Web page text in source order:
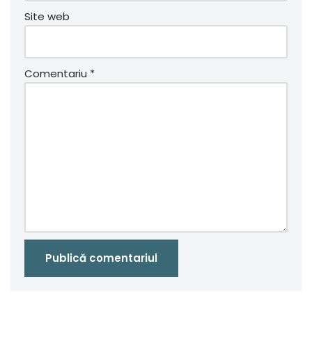
Site web
Comentariu *